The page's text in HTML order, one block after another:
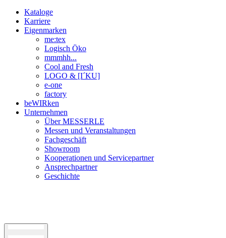
Kataloge
Karriere
Eigenmarken
me:tex
Logisch Öko
mmmhh...
Cool and Fresh
LOGO & [I´KU]
e-one
factory
beWIRken
Unternehmen
Über MESSERLE
Messen und Veranstaltungen
Fachgeschäft
Showroom
Kooperationen und Servicepartner
Ansprechpartner
Geschichte